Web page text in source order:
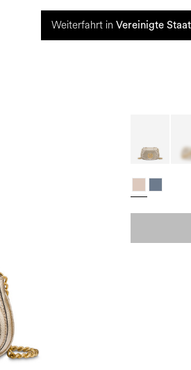
Weiterfahrt in Vereinigte
nicht erreichbar. Alle in diesem Zeitraum